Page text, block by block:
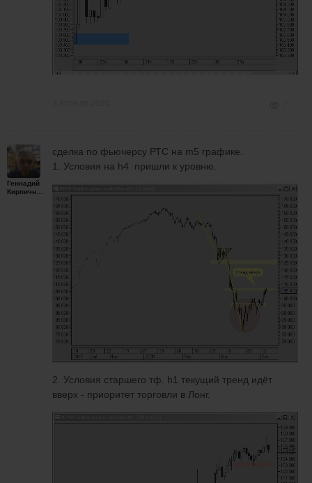
Геннадий
сделка по фьючерсу РТС на m5 графике.
1. Условия на h4 пришли к уровню.
2. Условия старшего тф. h1 текущий тренд идёт
вверх - приоритет торговли в Лонг.